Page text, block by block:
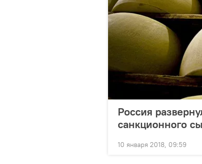
Россия
санкционного
10 января 2018, 09:59